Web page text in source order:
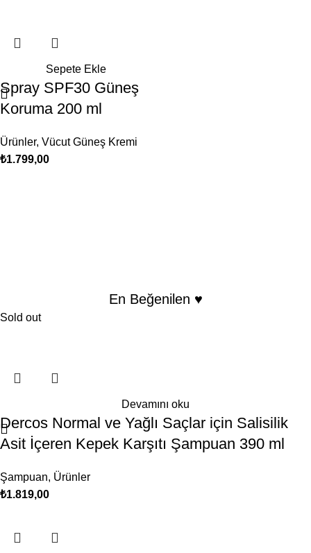
Sepete Ekle
Spray SPF30 Güneş
Koruma 200 ml
Ürünler, Vücut Güneş Kremi
₺1.799,00
En Beğenilen ♥️
Sold out
Devamını oku
Dercos Normal ve Yağlı Saçlar için Salisilik
Asit İçeren Kepek Karşıtı Şampuan 390 ml
Şampuan, Ürünler
₺1.819,00